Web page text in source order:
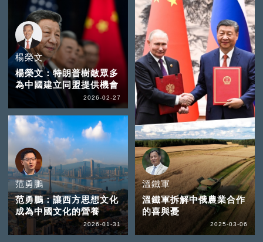
楊榮文
楊榮文：特朗普樹敵眾多
為中國建立同盟提供機會
2026-02-27
范勇鵬
范勇鵬：讓西方思想文化
成為中國文化的營養
2026-01-31
溫鐵軍
溫鐵軍拆解中俄農業合作
的喜與憂
2025-03-06